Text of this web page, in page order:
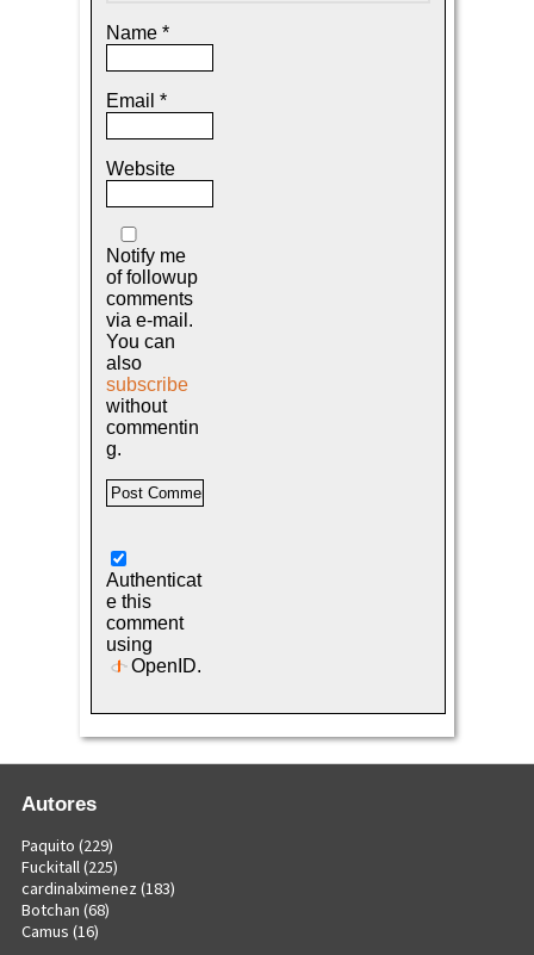
Name *
Email *
Website
Notify me
of followup
comments
via e-mail.
You can
also
subscribe
without
commentin
g.
Authenticat
e this
comment
using
OpenID.
Autores
Paquito (229)
Fuckitall(225)
cardinalximenez (183)
Botchan (68)
Camus (16)